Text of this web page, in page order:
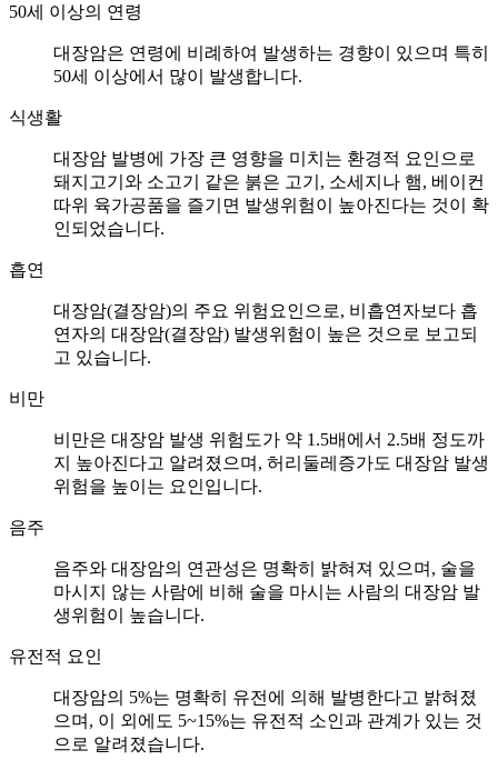
50세 이상의 연령
대장암은 연령에 비례하여 발생하는 경향이 있으며 특히
50세 이상에서 많이 발생합니다.
식생활
대장암 발병에 가장 큰 영향을 미치는 환경적 요인으로
돼지고기와 소고기 같은 붉은 고기, 소세지나 햄, 베이컨
따위 육가공품을 즐기면 발생위험이 높아진다는 것이 확
인되었습니다.
흡연
대장암(결장암)의 주요 위험요인으로, 비흡연자보다 흡
연자의 대장암(결장암) 발생위험이 높은 것으로 보고되
고 있습니다.
비만
비만은 대장암 발생 위험도가 약 1.5배에서 2.5배 정도까
지 높아진다고 알려졌으며, 허리둘레증가도 대장암 발생
위험을 높이는 요인입니다.
음주
음주와 대장암의 연관성은 명확히 밝혀져 있으며, 술을
마시지 않는 사람에 비해 술을 마시는 사람의 대장암 발
생위험이 높습니다.
유전적 요인
대장암의 5%는 명확히 유전에 의해 발병한다고 밝혀졌
으며, 이 외에도 5~15%는 유전적 소인과 관계가 있는 것
으로 알려졌습니다.